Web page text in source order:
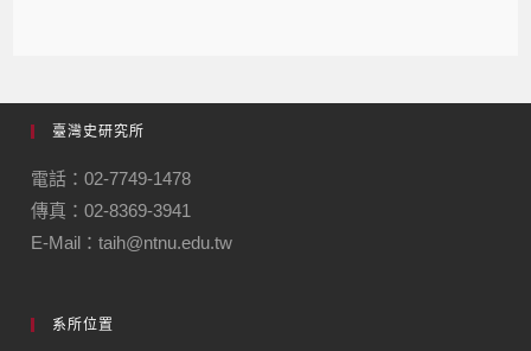
臺灣史研究所
電話：02-7749-1478
傳真：02-8369-3941
E-Mail：taih@ntnu.edu.tw
系所位置